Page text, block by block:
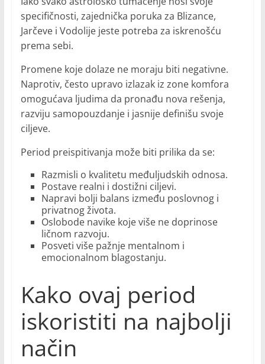
specifičnosti, zajednička poruka za Blizance,
Jarčeve i Vodolije jeste potreba za iskrenošću
prema sebi.
Promene koje dolaze ne moraju biti negativne.
Naprotiv, često upravo izlazak iz zone komfora
omogućava ljudima da pronađu nova rešenja,
razviju samopouzdanje i jasnije definišu svoje
ciljeve.
Period preispitivanja može biti prilika da se:
Razmisli o kvalitetu međuljudskih odnosa.
Postave realni i dostižni ciljevi.
Napravi bolji balans između poslovnog i
privatnog života.
Oslobode navike koje više ne doprinose
ličnom razvoju.
Posveti više pažnje mentalnom i
emocionalnom blagostanju.
Kako ovaj period
iskoristiti na najbolji
način